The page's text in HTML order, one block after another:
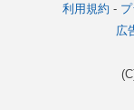
利用規約 -
広